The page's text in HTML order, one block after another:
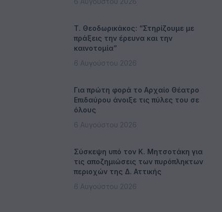
Τ. Θεοδωρικάκος: “Στηρίζουμε με
πράξεις την έρευνα και την
καινοτομία”
6 Αυγούστου 2026
Για πρώτη φορά το Αρχαίο Θέατρο
Επιδαύρου άνοιξε τις πύλες του σε
όλους
6 Αυγούστου 2026
Σύσκεψη υπό τον Κ. Μητσοτάκη για
τις αποζημιώσεις των πυρόπληκτων
περιοχών της Δ. Αττικής
6 Αυγούστου 2026